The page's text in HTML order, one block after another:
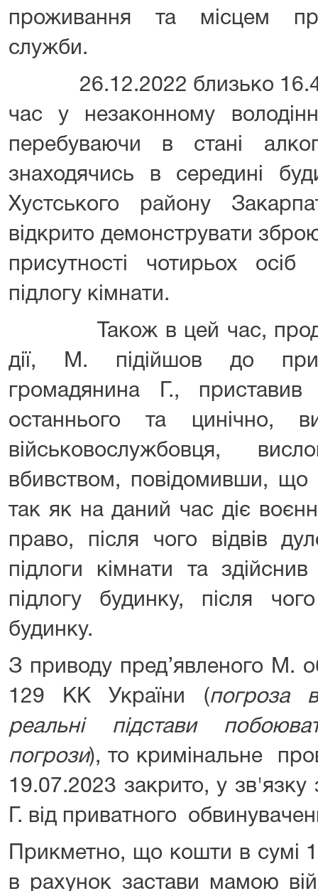
проживання та місцем
служби.
26.12.2022 близько
час у незаконному
перебуваючи в стані
знаходячись в середині
Хустського району
відкрито демонструвати
присутності чотирьох
підлогу кімнати.
Також в цей час,
дії, М. підійшов до
громадянина Г.,
останнього та цинічно,
військовослужбовця,
вбивством, повідомивши, що
так як на даний час діє
право, після чого відвів
підлоги кімнати та
підлогу будинку, після
будинку.
З приводу пред’явленого М.
129 КК України (погроза
реальні підстави
погрози), то кримінальне
19.07.2023 закрито, у зв'язку
Г. від приватного
Прикметно, що кошти в сумі
в рахунок застави мамою